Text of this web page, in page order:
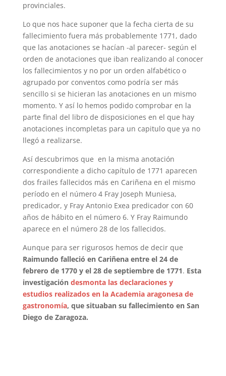
provinciales.
Lo que nos hace suponer que la fecha cierta de su
fallecimiento fuera más probablemente 1771, dado
que las anotaciones se hacían -al parecer- según el
orden de anotaciones que iban realizando al conocer
los fallecimientos y no por un orden alfabético o
agrupado por conventos como podría ser más
sencillo si se hicieran las anotaciones en un mismo
momento. Y así lo hemos podido comprobar en la
parte final del libro de disposiciones en el que hay
anotaciones incompletas para un capitulo que ya no
llegó a realizarse.
Así descubrimos que en la misma anotación
correspondiente a dicho capítulo de 1771 aparecen
dos frailes fallecidos más en Cariñena en el mismo
período en el número 4 Fray Joseph Muniesa,
predicador, y Fray Antonio Exea predicador con 60
años de hábito en el número 6. Y Fray Raimundo
aparece en el número 28 de los fallecidos.
Aunque para ser rigurosos hemos de decir que
Raimundo falleció en Cariñena entre el 24 de
febrero de 1770 y el 28 de septiembre de 1771. Esta
investigacióndesmonta las declaraciones y
estudios realizados en la Academia aragonesa de
gastronomía, que situaban su fallecimiento en San
Diego de Zaragoza.